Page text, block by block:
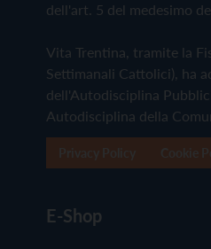
dell'art. 5 del medesimo
Vita Trentina, tramite la
Settimanali Cattolici), ha
dell'Autodisciplina
Autodisciplina della
E-Shop